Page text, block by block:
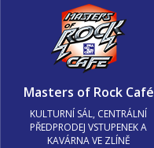
Masters of Rock Café
KULTURNÍ SÁL, CENTRÁLNÍ
PŘEDPRODEJ VSTUPENEK A
KAVÁRNA VE ZLÍNĚ